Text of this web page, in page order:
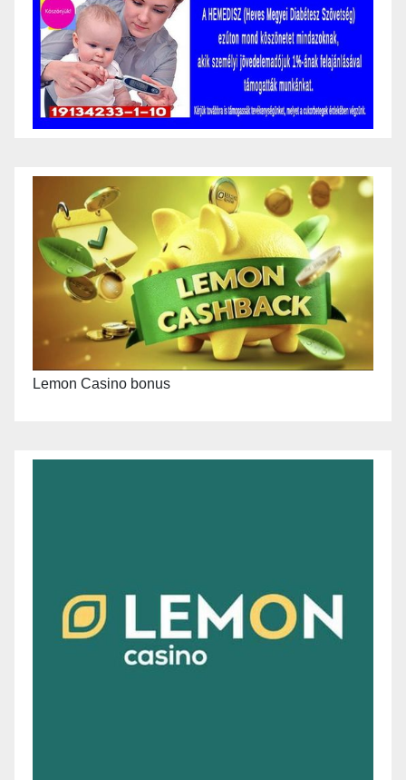
Lemon Casino bonus